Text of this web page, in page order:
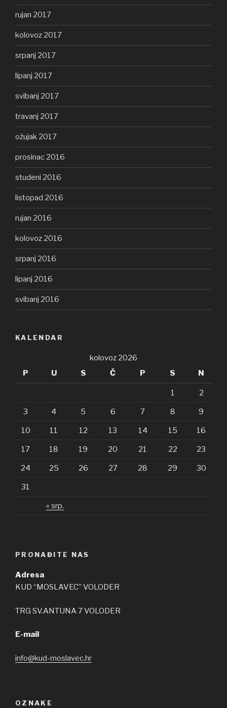
rujan 2017
kolovoz 2017
srpanj 2017
lipanj 2017
svibanj 2017
travanj 2017
ožujak 2017
prosinac 2016
studeni 2016
listopad 2016
rujan 2016
kolovoz 2016
srpanj 2016
lipanj 2016
svibanj 2016
KALENDAR
kolovoz 2026
P
U S Č P S N
« srp.
1 2
3 4 5 6 7 8 9
10 11 12 13 14 15 16
17 18 19 20 21 22 23
24 25 26 27 28 29 30
31
PRONAĐITE NAS
Adresa
KUD “MOSLAVEC” VOLODER
TRG SV.ANTUNA 7 VOLODER
E-mail
info@kud-moslavec.hr
OZNAKE